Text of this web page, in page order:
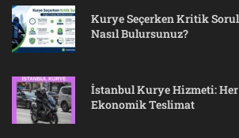
Kurye Seçerken Kritik
Nasıl Bulursunuz?
İstanbul Kurye Hizmeti:
Ekonomik Teslimat